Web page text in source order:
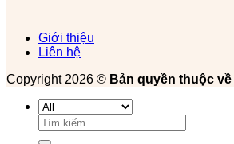
Giới thiệu
Liên hệ
Copyright 2026 © Bản quyền thuộc về
Tìm
kiếm: